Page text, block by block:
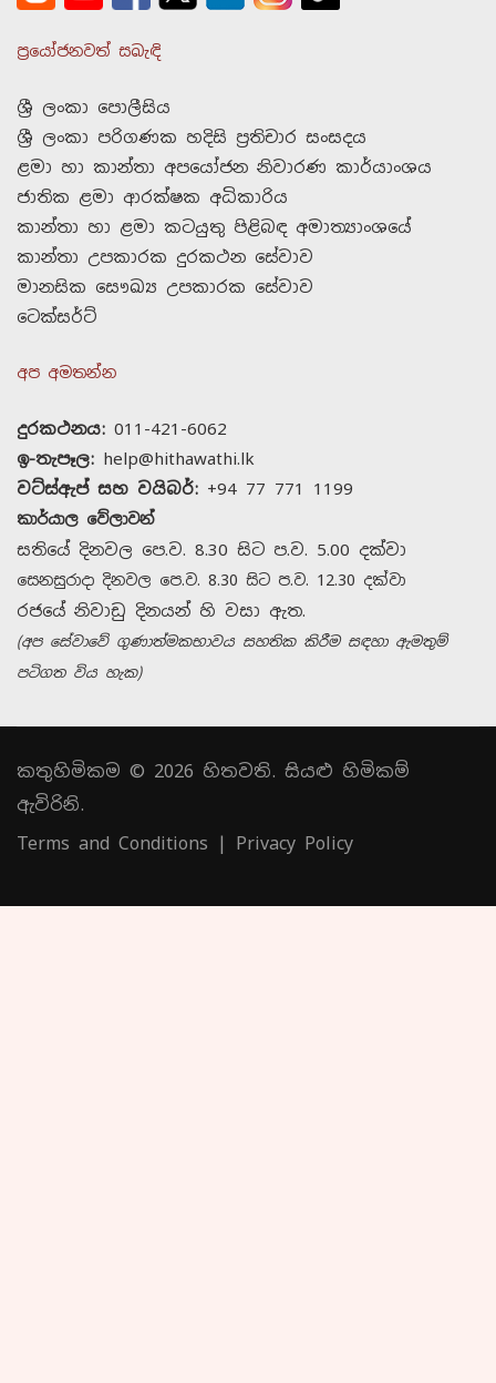
ප්‍රයෝජනවත් සබැඳි
ශ්‍රී ලංකා පොලීසිය
ශ්‍රී ලංකා පරිගණක හදිසි ප්‍රතිචාර සංසදය
ළමා හා කාන්තා අපයෝජන නිවාරණ කාර්යාංශය
ජාතික ළමා ආරක්ෂක අධිකාරිය
කාන්තා හා ළමා කටයුතු පිළිබඳ අමාත්‍යාංශයේ
කාන්තා උපකාරක දුරකථන සේවාව
මානසික සෞඛ්‍ය උපකාරක සේවාව
ටෙක්සර්ට්
අප අමතන්න
දුරකථනය: 011-421-6062
ඉ-තැපෑල: help@hithawathi.lk
වට්ස්ඇප් සහ වයිබර්: +94 77 771 1199
කාර්යාල වේලාවන්
සතියේ දිනවල පෙ.ව. 8.30 සිට ප.ව. 5.00 දක්වා
සෙනසුරාදා දිනවල පෙ.ව. 8.30 සිට ප.ව. 12.30 දක්වා
රජයේ නිවාඩු දිනයන් හි වසා ඇත.
(අප සේවාවේ ගුණාත්මකභාවය සහතික කිරීම සඳහා ඇමතුම්
පටිගත විය හැක)
කතුහිමිකම © 2026 හිතවති. සියළු හිමිකම්
ඇවිරිනි.
Terms and Conditions | Privacy Policy